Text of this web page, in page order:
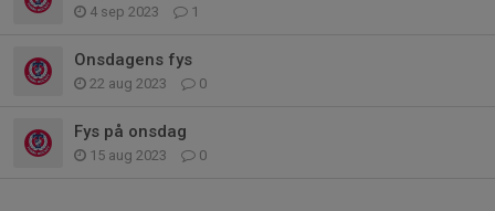
4 sep 2023 1
Onsdagens fys
22 aug 2023 0
Fys på onsdag
15 aug 2023 0